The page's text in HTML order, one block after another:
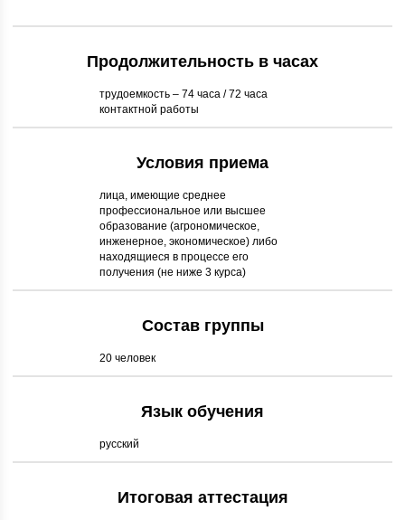
Продолжительность в часах
трудоемкость – 74 часа / 72 часа
контактной работы
Условия приема
лица, имеющие среднее
профессиональное или высшее
образование (агрономическое,
инженерное, экономическое) либо
находящиеся в процессе его
получения (не ниже 3 курса)
Состав группы
20 человек
Язык обучения
русский
Итоговая аттестация